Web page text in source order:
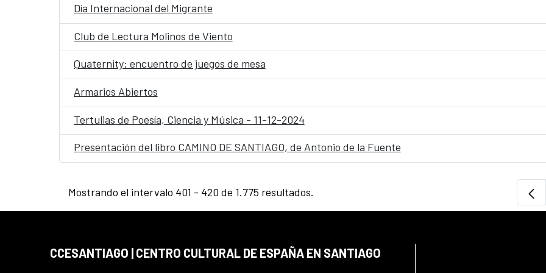
Día Internacional del Migrante
Club de Lectura Molinos de Viento
Quaternity: encuentro de juegos de mesa
Armarios Abiertos
Tertulias de Poesía, Ciencia y Música - 11-12-2024
Presentación del libro CAMINO DE SANTIAGO, de Antonio de la Fuente
Mostrando el intervalo 401 - 420 de 1.775 resultados.
CCESANTIAGO | CENTRO CULTURAL DE ESPAÑA EN SANTIAGO